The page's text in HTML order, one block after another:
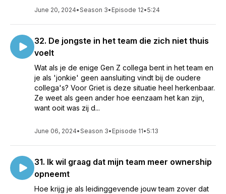
June 20, 2024•Season 3• Episode 12•5:24
32. De jongste in het team die zich niet thuis
voelt
Wat als je de enige Gen Z collega bent in het team en
je als 'jonkie' geen aansluiting vindt bij de oudere
collega's? Voor Griet is deze situatie heel herkenbaar.
Ze weet als geen ander hoe eenzaam het kan zijn,
want ooit was zij d...
June 06, 2024•Season 3• Episode 11•5:13
31. Ik wil graag dat mijn team meer ownership
opneemt
Hoe krijg je als leidinggevende jouw team zover dat